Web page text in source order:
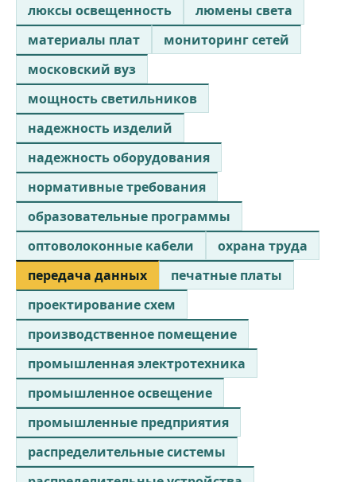
люксы освещенность
люмены света
материалы плат
мониторинг сетей
московский вуз
мощность светильников
надежность изделий
надежность оборудования
нормативные требования
образовательные программы
оптоволоконные кабели
охрана труда
передача данных
печатные платы
проектирование схем
производственное помещение
промышленная электротехника
промышленное освещение
промышленные предприятия
распределительные системы